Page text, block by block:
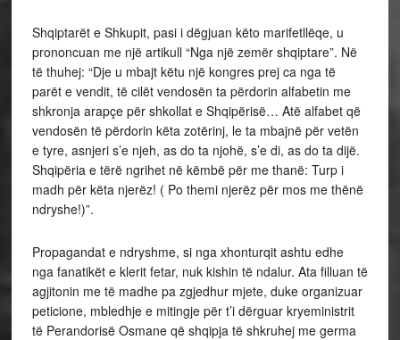
Shqiptarët e Shkupit, pasi i dëgjuan këto marifetllëqe, u
prononcuan me një artikull “Nga një zemër shqiptare”. Në
të thuhej: “Dje u mbajt këtu një kongres prej ca nga të
parët e vendit, të cilët vendosën ta përdorin alfabetin me
shkronja arapçe për shkollat e Shqipërisë… Atë alfabet që
vendosën të përdorin këta zotërinj, le ta mbajnë për vetën
e tyre, asnjeri s’e njeh, as do ta njohë, s’e di, as do ta dijë.
Shqipëria e tërë ngrihet në këmbë për me thanë: Turp i
madh për këta njerëz! ( Po themi njerëz për mos me thënë
ndryshe!)”.
Propagandat e ndryshme, si nga xhonturqit ashtu edhe
nga fanatikët e klerit fetar, nuk kishin të ndalur. Ata filluan të
agjitonin me të madhe pa zgjedhur mjete, duke organizuar
peticione, mbledhje e mitingje për t’i dërguar kryeministrit
të Perandorisë Osmane që shqipja të shkruhej me germa